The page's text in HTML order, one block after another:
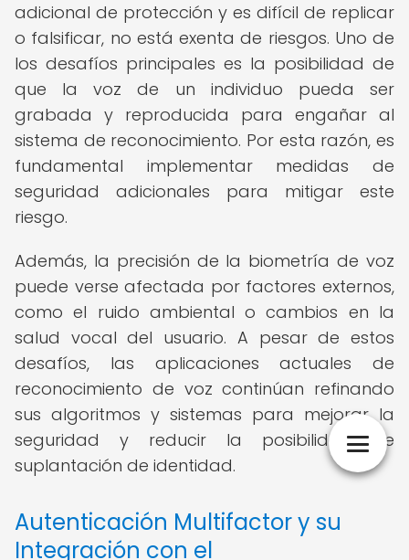
adicional de protección y es difícil de replicar
o falsificar, no está exenta de riesgos. Uno de
los desafíos principales es la posibilidad de
que la voz de un individuo pueda ser
grabada y reproducida para engañar al
sistema de reconocimiento. Por esta razón, es
fundamental implementar medidas de
seguridad adicionales para mitigar este
riesgo.
Además, la precisión de la biometría de voz
puede verse afectada por factores externos,
como el ruido ambiental o cambios en la
salud vocal del usuario. A pesar de estos
desafíos, las aplicaciones actuales de
reconocimiento de voz continúan refinando
sus algoritmos y sistemas para mejorar la
seguridad y reducir la posibilidad de
suplantación de identidad.
Autenticación Multifactor y su
Integración con el